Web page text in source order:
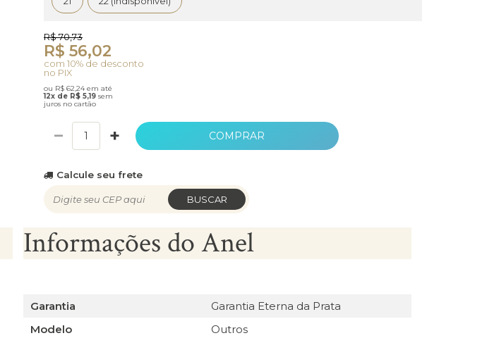
R$ 70,73
R$ 56,02
com 10% de desconto
no PIX
ou R$ 62,24 em até
12x de R$ 5,19 sem
juros no cartão
− + COMPRAR
Calcule seu frete
BUSCAR
Informações do Anel
Garantia
Garantia Eterna da Prata
Modelo
Outros